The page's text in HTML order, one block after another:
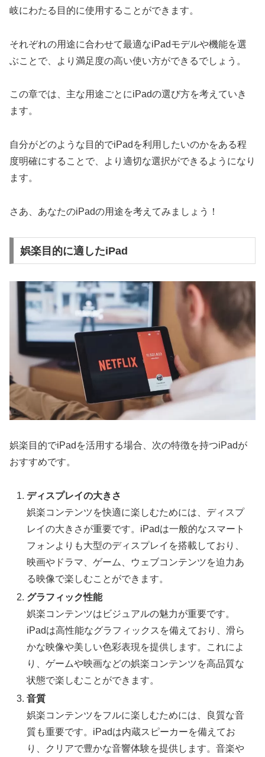
岐にわたる目的に使用することができます。
それぞれの用途に合わせて最適なiPadモデルや機能を選
ぶことで、より満足度の高い使い方ができるでしょう。
この章では、主な用途ごとにiPadの選び方を考えていき
ます。
自分がどのような目的でiPadを利用したいのかをある程
度明確にすることで、より適切な選択ができるようになり
ます。
さあ、あなたのiPadの用途を考えてみましょう！
娯楽目的に適したiPad
娯楽目的でiPadを活用する場合、次の特徴を持つiPadが
おすすめです。
ディスプレイの大きさ
娯楽コンテンツを快適に楽しむためには、ディスプ
レイの大きさが重要です。iPadは一般的なスマート
フォンよりも大型のディスプレイを搭載しており、
映画やドラマ、ゲーム、ウェブコンテンツを迫力あ
る映像で楽しむことができます。
グラフィック性能
娯楽コンテンツはビジュアルの魅力が重要です。
iPadは高性能なグラフィックスを備えており、滑ら
かな映像や美しい色彩表現を提供します。これによ
り、ゲームや映画などの娯楽コンテンツを高品質な
状態で楽しむことができます。
音質
娯楽コンテンツをフルに楽しむためには、良質な音
質も重要です。iPadは内蔵スピーカーを備えてお
り、クリアで豊かな音響体験を提供します。音楽や